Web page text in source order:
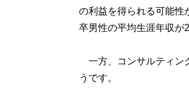
の利益を得られる可能性
卒男性の平均生涯年収が
一方、コンサルティン
うです。